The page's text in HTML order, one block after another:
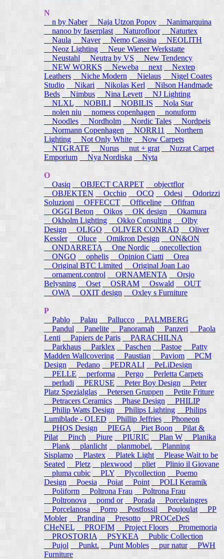
N
n by Naber
Naja Utzon Popov
Nanimarquina
nanoo by faserplast
Naturofloor
Naturtex
Naula
Naver Nemo Cassina
NEOLITH
Neoz Lighting
Neue Wiener Werkstatte
Neustahl
Neutra by VS
New Tendency
NEW WORKS
Neweba next
Nextep
Leathers
Niche Modern Nielaus
Nigel Coates
Studio
Nikari Nikolas Kerl
Nilson Handmade
Beds
Nimbus Nina Levett
NJ Lighting
NLXL
NOBILI NOBILIS
Nola Star
nolen niu
nomess copenhagen
nonuform
Noodles
Nordholm Nordic Tales
Nordpeis
Normann Copenhagen
NORR11
Northern
Lighting
Not Only White
Now Carpets
NTGRATE
Nurus nut + grat
Nuzrat Carpet
Emporium
Nya Nordiska Nyta
O
Oasiq
OBJECT CARPET
objectflor
OBJEKTEN
Occhio OCQ Odesi
Odorizzi
Soluzioni
OFFECCT Officeline
Ofifran
OGGI Beton
Oikos OK design
Okamura
Okholm Lighting
Okko Consulting
Olby
Design
OLIGO OLIVER CONRAD
Oliver
Kessler
Oluce Omikron Design
ON&ON
ONDARRETA
One Nordic
onecollection
ONGO
ophelis Opinion Ciatti
Orea
Original BTC Limited
Original Joan Lao
ornament.control
ORNAMENTA
Orsjo
Belysning
Oset OSRAM Oswald
OUT
OWA
OXIT design Oxley s Furniture
P
Pablo
Palau Pallucco
PALMBERG
Pandul
Panelite Panoramah Panzeri
Paola
Lenti
Papiers de Paris
PARACHILNA
Parkhaus
Parklex Paschen Pastoe
Patty
Madden Wallcovering
Paustian Paviom
PCM
Design
Pedano PEDRALI
PeLiDesign
PELLE
performa Pergo
Perletta Carpets
perludi
PERUSE Peter Boy Design
Peter
Platz Spezialglas
Petersen Gruppen
Petite Friture
Petracers Ceramics
Phase Design
PHILIP
Philip Watts Design
Philips Lighting
Philips
Lumiblade - OLED
Phillip Jeffries
Phoneon
PHOS Design
PIEGA Piet Boon
Pilat &
Pilat
Pinch Piure PIURIC Plan W
Planika
Plank
planlicht planmobel. Planning
Sisplamo
Plastex Platek Light
Please Wait to be
Seated
Pletz plexwood pliet
Plinio il Giovane
pluma cubic
PLY Plycollection
Poemo
Design
Poesia Poiat Point
POLI Keramik
Poliform
Poltrona Frau
Poltrona Frau
Poltronova
pomd or Porada
Porcelaingres
Porcelanosa
Porro Postfossil Poujoulat
PP
Mobler
Prandina Presotto
PROCeDeS
CHeNEL
PROFIM Project Floors
Promemoria
PROSTORIA
PSYKEA
Public Collection
Pujol
Punkt. Punt Mobles pur natur
PWH
Furniture